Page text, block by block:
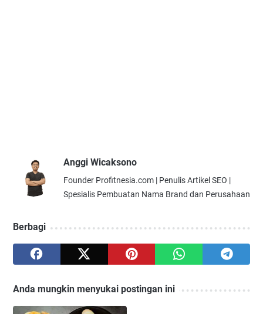
Anggi Wicaksono
Founder Profitnesia.com | Penulis Artikel SEO |
Spesialis Pembuatan Nama Brand dan Perusahaan
Berbagi
Anda mungkin menyukai postingan ini